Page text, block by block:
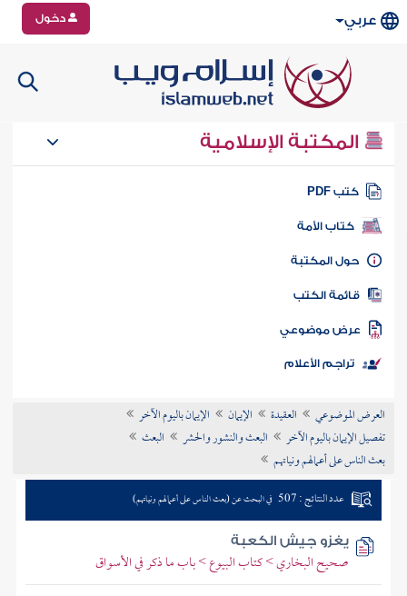
عربي دخول
المكتبة الإسلامية
كتب PDF
كتاب الأمة
المكتبة
الكتب
موضوعي
تراجم الأعلام
العرض الموضوعي العقيدة الإيمان
الإيمان باليوم الآخر
تفصيل الإيمان باليوم الآخر
البعث والنشور والحشر
البعث
بعث الناس على أعمالهم ونياتهم
عدد النتائج : 507 في البحث عن (بعث الناس على أعمالهم ونياتهم)
يغزو جيش الكعبة
صحيح البخاري > كتاب البيوع > باب ما ذكر في الأسواق